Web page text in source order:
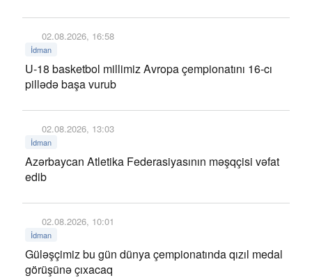
02.08.2026, 16:58
İdman
U-18 basketbol millimiz Avropa çempionatını 16-cı
pillədə başa vurub
02.08.2026, 13:03
İdman
Azərbaycan Atletika Federasiyasının məşqçisi vəfat
edib
02.08.2026, 10:01
İdman
Güləşçimiz bu gün dünya çempionatında qızıl medal
görüşünə çıxacaq